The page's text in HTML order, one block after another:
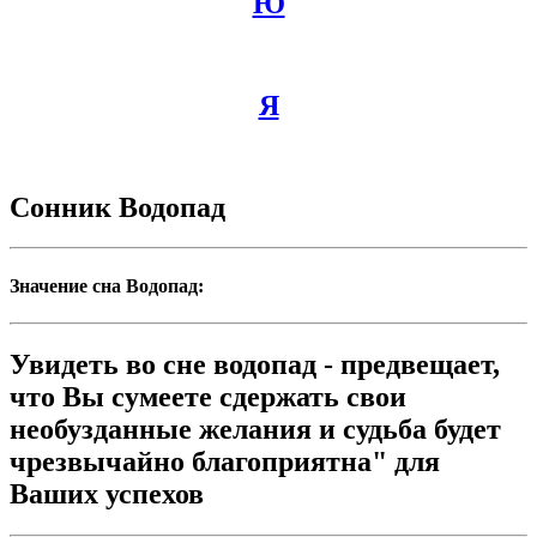
Я
Сонник Водопад
Значение сна Водопад:
Увидеть во сне водопад - предвещает,
что Вы сумеете сдержать свои
необузданные желания и судьба будет
чрезвычайно благоприятна" для
Ваших успехов